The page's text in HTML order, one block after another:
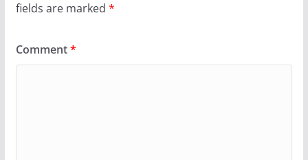
fields are marked *
Comment*